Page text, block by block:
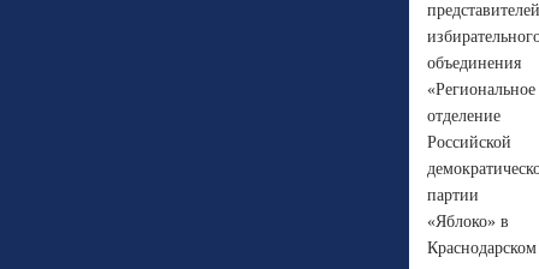
представителей
объединения
«Региональное
отделение
Российской
партии
«Яблоко» в
Краснодарском